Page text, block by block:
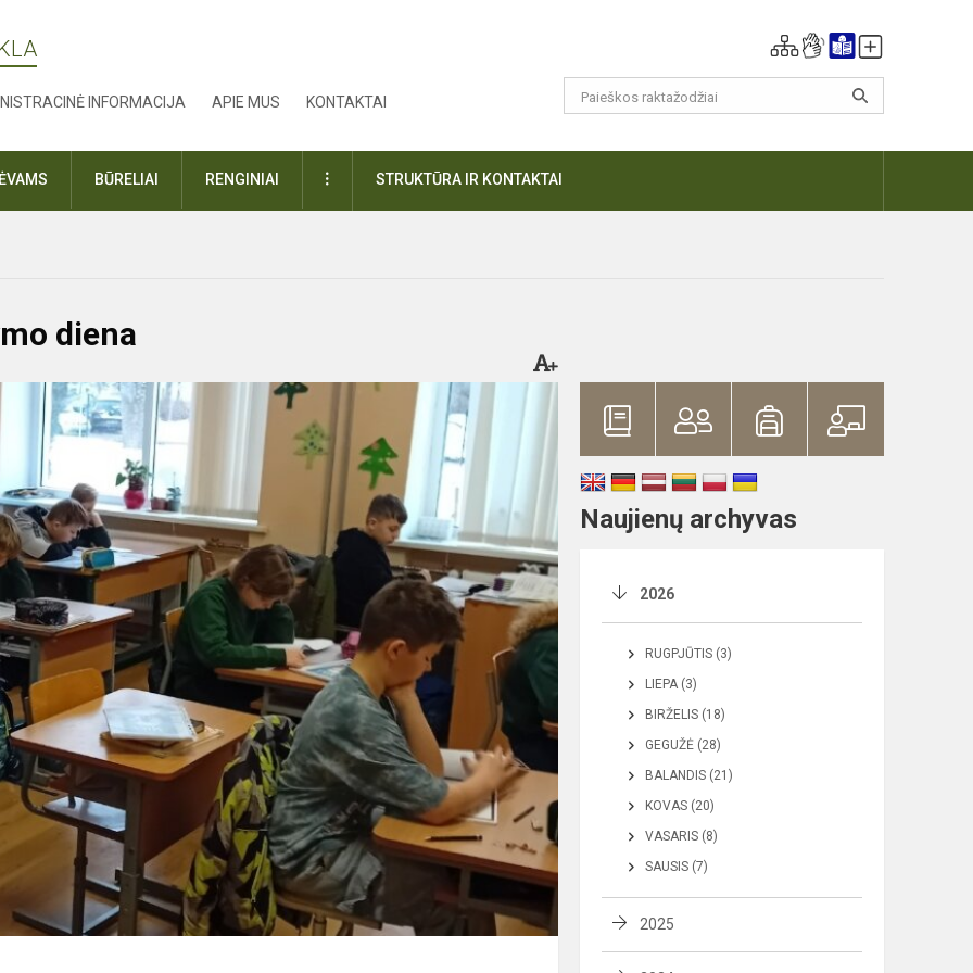
INFORMACIJA APIE MUS KONTAKTAI
BŪRELIAI RENGINIAI DAUGIAUSTRUKTŪRA IR KONTAKTAI
diena
Naujienų archyvas
2026
RUGPJŪTIS (3)
LIEPA (3)
BIRŽELIS (18)
GEGUŽĖ (28)
BALANDIS (21)
KOVAS (20)
VASARIS (8)
SAUSIS (7)
2025